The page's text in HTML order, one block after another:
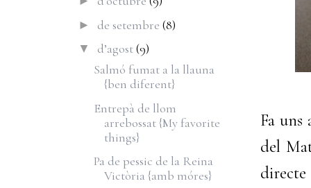
Fa
del
► de setembre (8)
▼ d’agost(9)
Salmó fumat a la llauna
{ben diferent}
Entrepà de llom
arrebossat {My favorite
things}
Pa de pessic de la Reina
Victòria {amb móres}